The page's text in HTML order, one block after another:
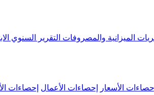
الميزانية والمصروفات التقرير السنوي
إحصاءات الأسعار إحصاءات الأعمال إحصاءات